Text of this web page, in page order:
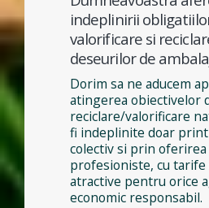
indeplinirii
valorificare si
deseurilor de
Dorim sa ne aducem
atingerea obiectivelor
reciclare/valorificare
fi indeplinite doar
colectiv si prin
profesioniste, cu tarife
atractive pentru orice
economic responsabil.